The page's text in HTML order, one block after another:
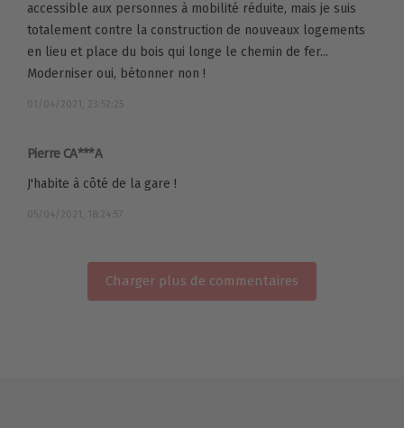
accessible aux personnes à mobilité réduite, mais je suis
totalement contre la construction de nouveaux logements
en lieu et place du bois qui longe le chemin de fer...
Moderniser oui, bétonner non !
01/04/2021, 23:52:25
Pierre CA***A
J'habite à côté de la gare !
05/04/2021, 18:24:57
Charger plus de commentaires